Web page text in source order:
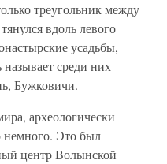
треугольник между
вдоль левого
усадьбы,
среди них
Бужковичи.
археологически
немного. Это был
центр Волынской